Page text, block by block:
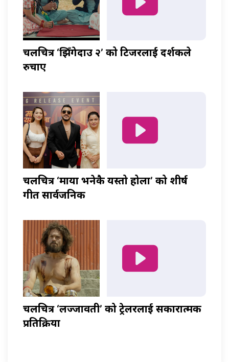
चलचित्र ‘झिँगेदाउ २’ को टिजरलाई दर्शकले
रुचाए
चलचित्र ‘माया भनेकै यस्तो होला’ को शीर्ष
गीत सार्वजनिक
चलचित्र ‘लज्जावती’ को ट्रेलरलाई सकारात्मक
प्रतिक्रिया